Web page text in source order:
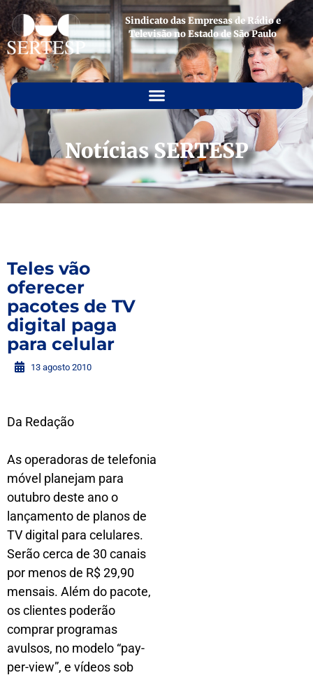
Sindicato das Empresas de Rádio e
Televisão no Estado de São Paulo
Notícias SERTESP
Teles vão
oferecer
pacotes de TV
digital paga
para celular
13 agosto 2010
Da Redação
As operadoras de telefonia
móvel planejam para
outubro deste ano o
lançamento de planos de
TV digital para celulares.
Serão cerca de 30 canais
por menos de R$ 29,90
mensais. Além do pacote,
os clientes poderão
comprar programas
avulsos, no modelo “pay-
per-view”, e vídeos sob